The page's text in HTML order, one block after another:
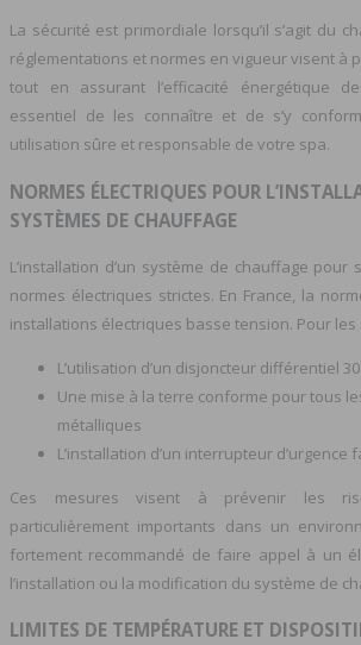
La sécurité est primordiale lorsqu’il s’agit du
réglementations et normes en vigueur visent à
tout en assurant l’efficacité énergétique
essentiel de les connaître et de s’y
utilisation sûre et responsable de votre spa.
NORMES ÉLECTRIQUES POUR
SYSTÈMES DE CHAUFFAGE
L’installation d’un système de chauffage
normes électriques strictes. En France, la
installations électriques basse tension. Pour les
L’utilisation d’un disjoncteur différentiel
Une mise à la terre conforme pour tous
métalliques
L’installation d’un interrupteur d’urgence
Ces mesures visent à prévenir les
particulièrement importants dans un
fortement recommandé de faire appel à un
l’installation ou la modification du système de
LIMITES DE TEMPÉRATURE ET